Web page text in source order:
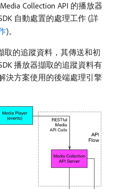
Collection API 的播放器
自動處置的處理工作 (詳
)。
取的追蹤資料，其傳送和初
播放器擷取的追蹤資料有
決方案使用的後端處理引擎